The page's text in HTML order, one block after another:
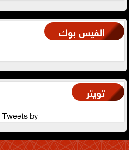
الفيس بوك
تويتر
Tweets by